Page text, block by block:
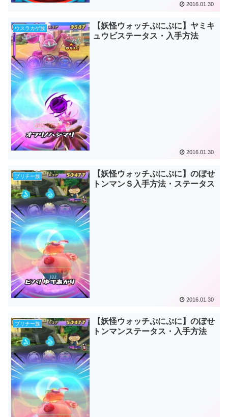
2016.01.30
ウスラカゲ族
【妖怪ウォッチぷにぷに】ヤミキ
ュウビステータス・入手方法
2016.01.30
プリチー族
【妖怪ウォッチぷにぷに】のぼせ
トンマンＳ入手方法・ステータス
2016.01.30
プリチー族
【妖怪ウォッチぷにぷに】のぼせ
トンマンステータス・入手方法